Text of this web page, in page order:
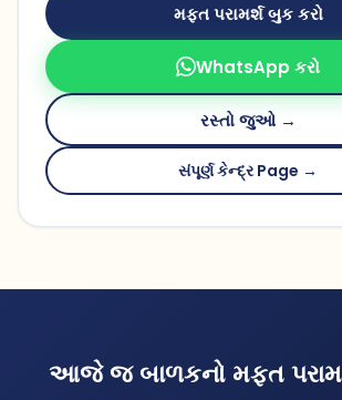
મફત પરામર્શ બુક કરો
WhatsApp કરો
રસ્તો જુઓ →
સંપૂર્ણ કેન્દ્ર Page →
આજે જ બાળકનો મફત